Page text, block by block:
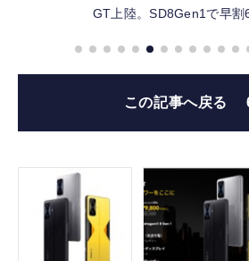
GT上陸。SD8Gen1で早割
この記事へ戻る